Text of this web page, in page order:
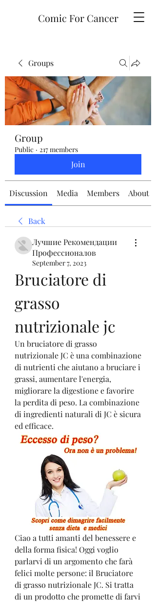
Comic For Cancer
Groups
Group
Public · 217 members
Join
Discussion Media Members About
Back
Лучшие Рекомендации
Профессионалов
September 7, 2023
Bruciatore di
grasso
nutrizionale jc
Un bruciatore di grasso
nutrizionale JC è una combinazione
di nutrienti che aiutano a bruciare i
grassi, aumentare l'energia,
migliorare la digestione e favorire
la perdita di peso. La combinazione
di ingredienti naturali di JC è sicura
ed efficace.
Ciao a tutti amanti del benessere e
della forma fisica! Oggi voglio
parlarvi di un argomento che farà
felici molte persone: il Bruciatore
di grasso nutrizionale JC. Si tratta
di un prodotto che promette di farvi